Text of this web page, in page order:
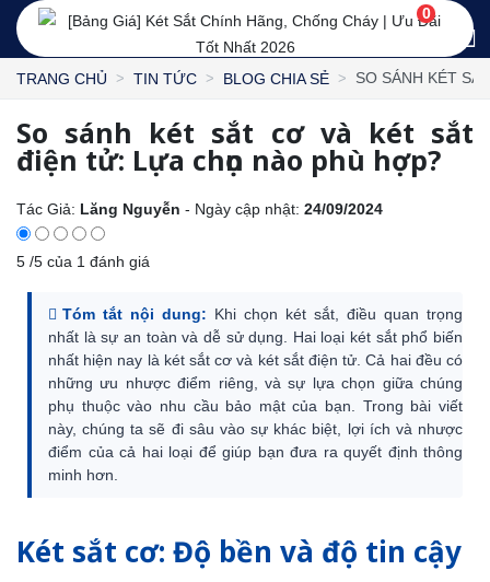
0
TRANG CHỦ TIN TỨC BLOG CHIA SẺ SO SÁNH KÉT
So sánh két sắt cơ và két sắt
điện tử: Lựa chọn nào phù hợp?
Tác Giả: Lăng Nguyễn - Ngày cập nhật: 24/09/2024
5 /5 của 1 đánh giá
Tóm tắt nội dung: Khi chọn két sắt, điều quan trọng
nhất là sự an toàn và dễ sử dụng. Hai loại két sắt phổ biến
nhất hiện nay là két sắt cơ và két sắt điện tử. Cả hai đều có
những ưu nhược điểm riêng, và sự lựa chọn giữa chúng
phụ thuộc vào nhu cầu bảo mật của bạn. Trong bài viết
này, chúng ta sẽ đi sâu vào sự khác biệt, lợi ích và nhược
điểm của cả hai loại để giúp bạn đưa ra quyết định thông
minh hơn.
Két sắt cơ: Độ bền và độ tin cậy